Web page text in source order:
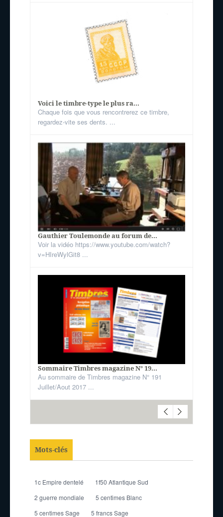
Voici le timbre-type le plus ra...
Chaque fois que vous rencontrerez ce timbre,
regardez-vite ses dents. ...
Gauthier Toulemonde au forum de...
Voir la vidéo https://www.youtube.com/watch?
v=HIreWylGit8 ...
Sommaire Timbres magazine N° 19...
Au sommaire de Timbres magazine N° 191
Juillet/Aout 2017 ...
Mots-clés
1c Empire dentelé
1f50 Atlantique Sud
2 guerre mondiale
5 centimes Blanc
5 centimes Sage
5 francs Sage